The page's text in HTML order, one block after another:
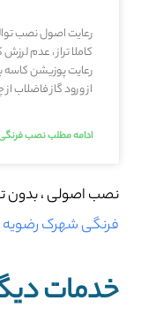
رعایت اصول نصب
کاملا تراز ، عدم
رعایت پوزیشن کاسه
از ورود گاز فاضلاب
ادامه مطلب نصب
نصب اصولی ، بدون
فرنگی شهرک رضویه
خدمات